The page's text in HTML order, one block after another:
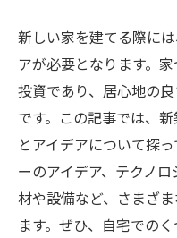
新しい家を建てる際に
アが必要となります。
投資であり、居心地の
です。この記事では、
とアイデアについて探
ーのアイデア、テクノ
材や設備など、さまざ
ます。ぜひ、自宅での